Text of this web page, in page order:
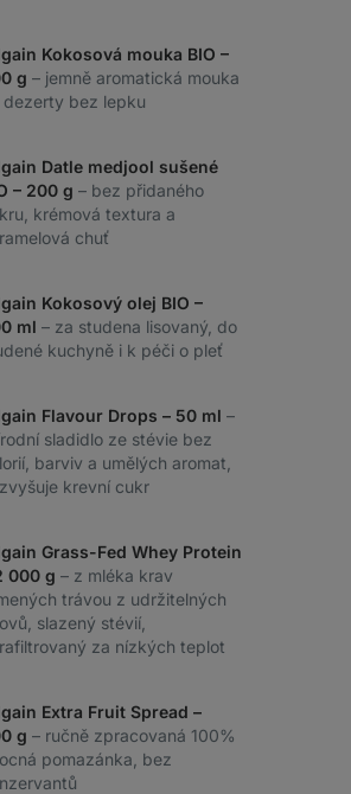
Kokosová mouka BIO –
g – jemně aromatická mouka
dezerty bez lepku
Datle medjool sušené
– 200 g – bez přidaného
krémová textura a
chuť
Kokosový olej BIO –
ml – za studena lisovaný, do
kuchyně i k péči o pleť
Flavour Drops – 50 ml –
sladidlo ze stévie bez
barviv a umělých aromat,
krevní cukr
Grass-Fed Whey Protein
000 g – z mléka krav
trávou z udržitelných
slazený stévií,
za nízkých teplot
Extra Fruit Spread –
g – ručně zpracovaná 100%
pomazánka, bez